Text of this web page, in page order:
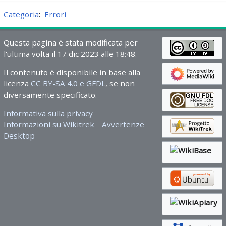
Categoria: Errori
Questa pagina è stata modificata per
l'ultima volta il 17 dic 2023 alle 18:48.
Il contenuto è disponibile in base alla
licenza CC BY-SA 4.0 e GFDL , se non
diversamente specificato.
Informativa sulla privacy
Informazioni su Wikitrek
Avvertenze
Desktop